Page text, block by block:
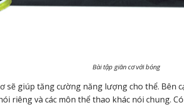
Bài tập giãn cơ với bóng
sẽ giúp tăng cường năng lượng cho thể. Bên
riêng và các môn thể thao khác nói chung.